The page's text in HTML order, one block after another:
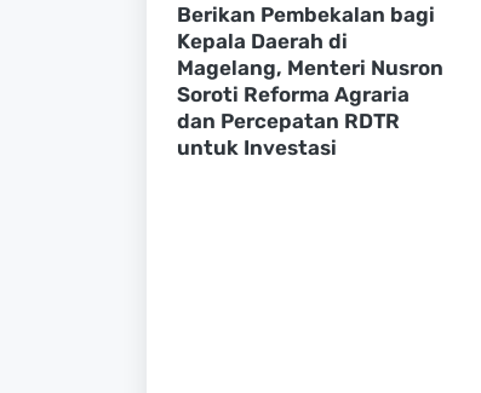
Berikan Pembekalan bagi
Kepala Daerah di
Magelang, Menteri Nusron
Soroti Reforma Agraria
dan Percepatan RDTR
untuk Investasi